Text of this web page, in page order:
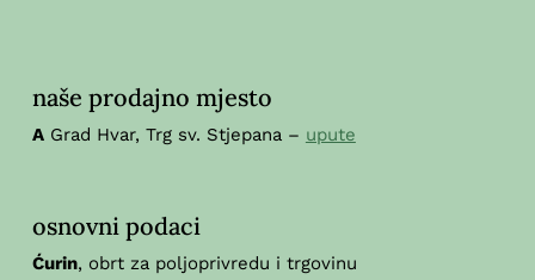
naše prodajno mjesto
AGrad Hvar, Trg sv. Stjepana – upute
osnovni podaci
Ćurin, obrt za poljoprivredu i trgovinu